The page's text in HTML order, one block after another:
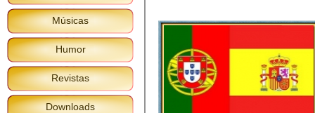
Músicas
Humor
Revistas
Downloads